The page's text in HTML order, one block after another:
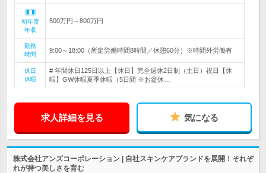
初年度
年収
500万円～800万円
勤務
時間
9:00～18:00（所定労働時間8時間／休憩60分）※時間外労働有
休日
休暇
# 年間休日125日以上【休日】完全週休2日制（土日）祝日【休
暇】GW休暇夏季休暇（5日間 ※お盆休…
求人詳細を見る 気になる
株式会社アンズコーポレーション | 自社スキンケアブランドを展開！それぞ
れが持つ美しさを育む